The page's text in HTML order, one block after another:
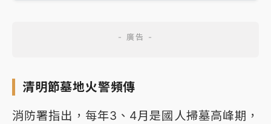
清明節墓地火警頻傳
消防署指出，每年3、4月是國人掃墓高峰期，